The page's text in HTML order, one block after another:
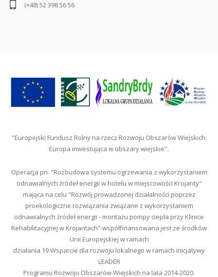
(+48) 52 398 56 56
"Europejski Fundusz Rolny na rzecz Rozwoju Obszarów Wiejskich:
Europa inwestująca w obszary wiejskie".
Operacja pn. "Rozbudowa systemu ogrzewania z wykorzystaniem
odnawialnych źródeł energii w hotelu w miejscowości Krojanty"
mająca na celu "Rozwój prowadzonej działalności poprzez
proekologiczne rozwiązania związane z wykorzystaniem
odnawialnych źródeł energii - montażu pompy ciepła przy Klinice
Rehabilitacyjnej w Krojantach" współfinansowana jest ze środków
Unii Europejskiej w ramach
działania 19 Wsparcie dla rozwoju lokalnego w ramach inicjatywy
LEADER
Programu Rozwoju Obszarów Wiejskich na lata 2014-2020.